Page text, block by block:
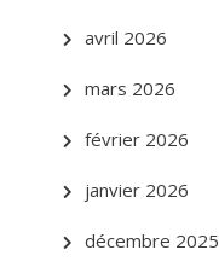
avril 2026
mars 2026
février 2026
janvier 2026
décembre 2025